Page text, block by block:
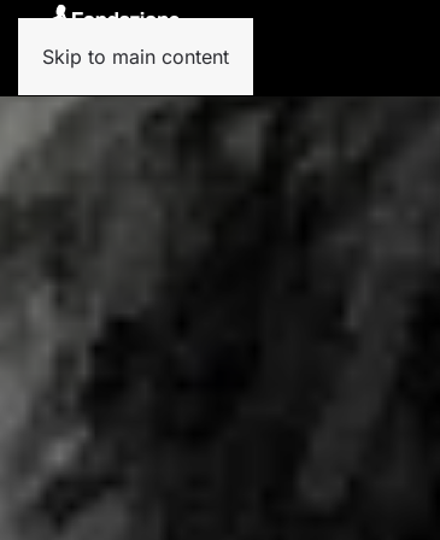
Skip to main content